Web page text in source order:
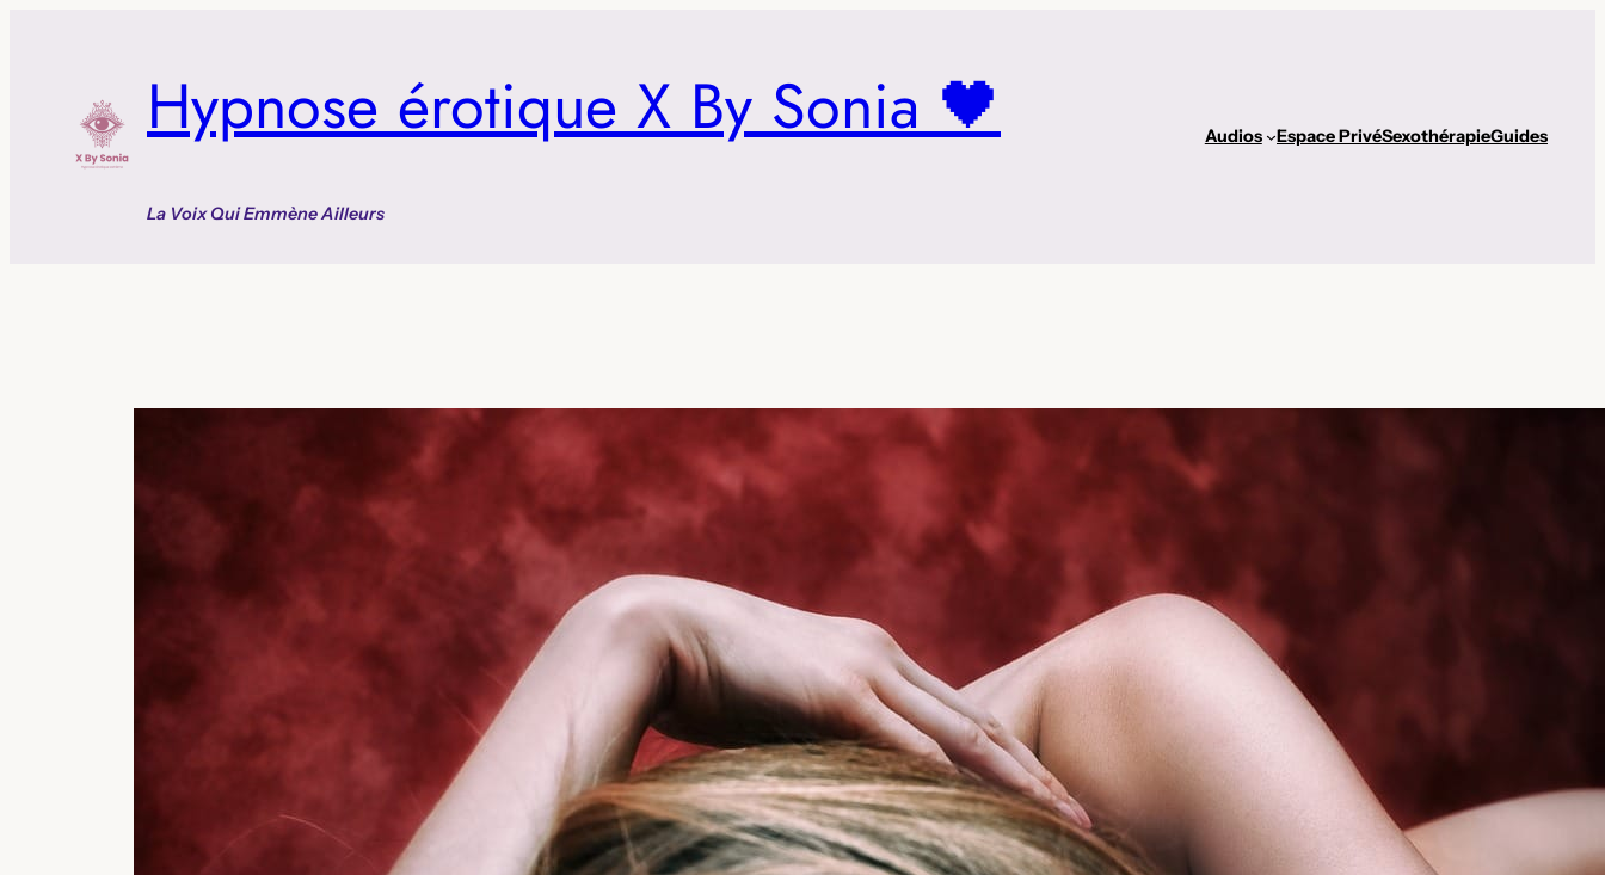
Hypnose érotique X By Sonia 🖤
La Voix Qui Emmène Ailleurs
Audios Espace PrivéSexothérapieGuides